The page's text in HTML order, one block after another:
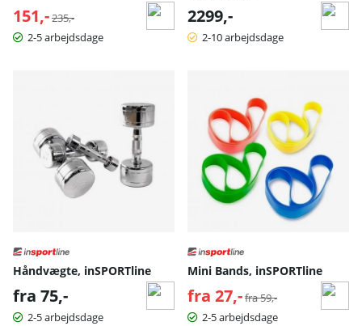
151,- Normalpris:
235,-
2-5 arbejdsdage
2299,-
2-10 arbejdsdage
Håndvægte, inSPORTline
fra 75,-
2-5 arbejdsdage
Mini Bands, inSPORTline
fra 27,- Normalpris:
fra 59,-
2-5 arbejdsdage